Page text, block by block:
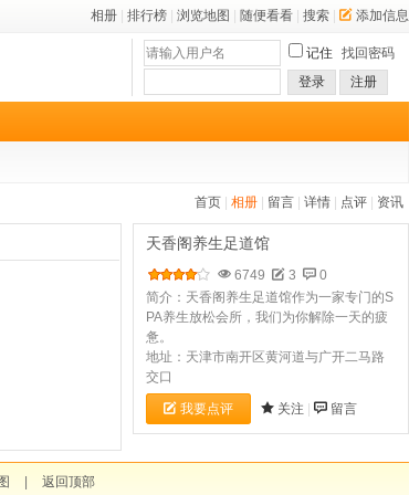
相册 排行榜 浏览地图 随便看看 搜索 添加信息
记住 找回密码
登录
注册
首页 相册 留言 详情 点评 资讯
天香阁养生足道馆
6749 3
0
简介：天香阁养生足道馆作为一家专门的S
PA养生放松会所，我们为你解除一天的疲
惫。
地址：天津市南开区黄河道与广开二马路
交口
我要点评 关注 留言
返回顶部